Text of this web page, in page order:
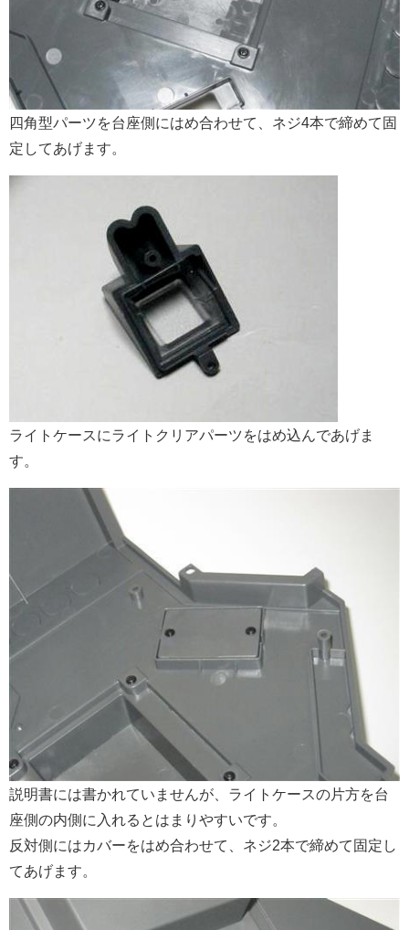
四角型パーツを台座側にはめ合わせて、ネジ4本で締めて固
定してあげます。
ライトケースにライトクリアパーツをはめ込んであげま
す。
説明書には書かれていませんが、ライトケースの片方を台
座側の内側に入れるとはまりやすいです。
反対側にはカバーをはめ合わせて、ネジ2本で締めて固定し
てあげます。